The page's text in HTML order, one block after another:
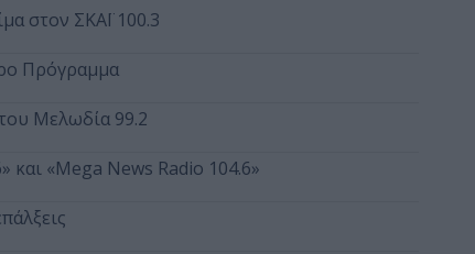
στον ΣΚΑΪ 100.3
Πρόγραμμα
Μελωδία 99.2
και «Mega News Radio 104.6»